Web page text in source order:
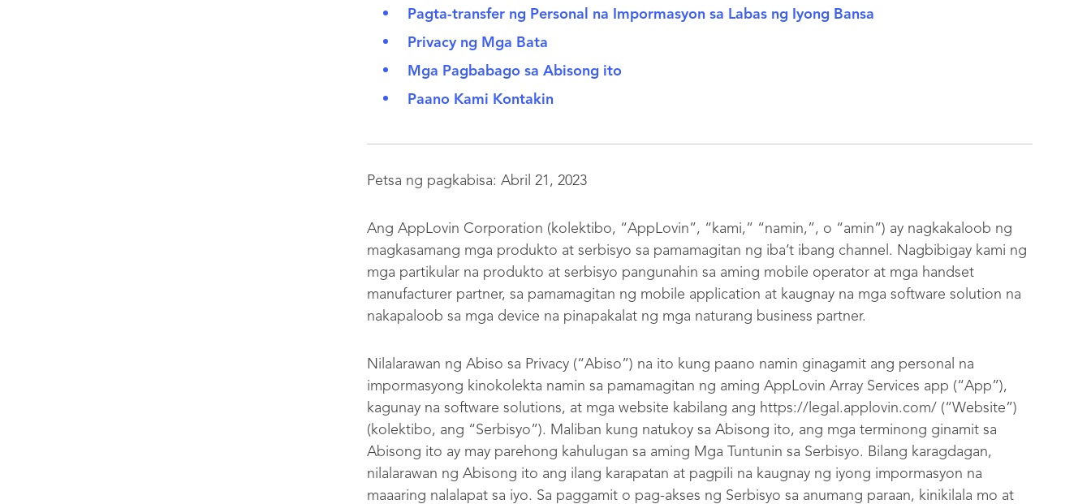
Pagta-transfer ng Personal na Impormasyon sa Labas ng Iyong Bansa
Privacy ng Mga Bata
Mga Pagbabago sa Abisong ito
Paano Kami Kontakin
Petsa ng pagkabisa: Abril 21, 2023
Ang AppLovin Corporation (kolektibo, “AppLovin”, “kami,” “namin,”, o “amin”) ay nagkakaloob ng
magkasamang mga produkto at serbisyo sa pamamagitan ng iba’t ibang channel. Nagbibigay kami ng
mga partikular na produkto at serbisyo pangunahin sa aming mobile operator at mga handset
manufacturer partner, sa pamamagitan ng mobile application at kaugnay na mga software solution na
nakapaloob sa mga device na pinapakalat ng mga naturang business partner.
Nilalarawan ng Abiso sa Privacy (“Abiso”) na ito kung paano namin ginagamit ang personal na
impormasyong kinokolekta namin sa pamamagitan ng aming AppLovin Array Services app (“App”),
kagunay na software solutions, at mga website kabilang ang https://legal.applovin.com/ (“Website”)
(kolektibo, ang “Serbisyo”). Maliban kung natukoy sa Abisong ito, ang mga terminong ginamit sa
Abisong ito ay may parehong kahulugan sa aming Mga Tuntunin sa Serbisyo. Bilang karagdagan,
nilalarawan ng Abisong ito ang ilang karapatan at pagpili na kaugnay ng iyong impormasyon na
maaaring nalalapat sa iyo. Sa paggamit o pag-akses ng Serbisyo sa anumang paraan, kinikilala mo at